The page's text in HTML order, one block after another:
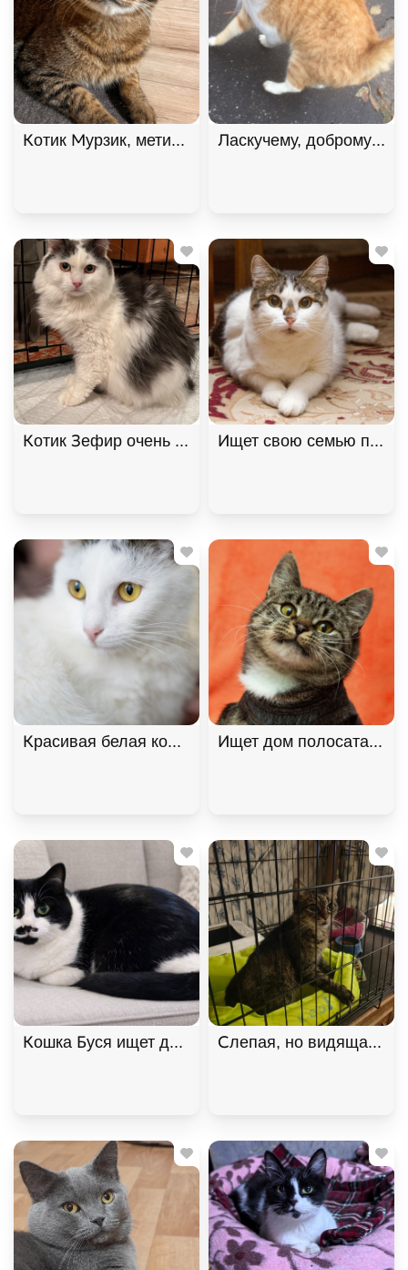
Котик Мурзик, метис мейн-куна, ищет дом. В
Котик Зефир очень ждет своего человека. В
Ищет свою семью
Красивая белая коша Безе в поиске дома. В
Ищет дом полосатая
Кошка Буся ищет дом. В дар!, Черный с белым,
Слепая, но видящая